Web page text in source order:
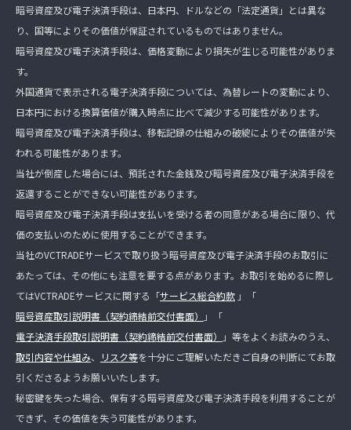
暗号資産及び電子決済手段は、日本円、ドルなどの「法定通貨」とは異な
り、国等によりその価値が保証されているものではありません。
暗号資産及び電子決済手段は、価格変動により損失が生じる可能性がありま
す。
外国通貨で表示される電子決済手段については、為替レートの変動により、
日本円における換算価値が購入時点に比べて減少する可能性があります。
暗号資産及び電子決済手段は、移転記録の仕組みの破綻によりその価値が失
われる可能性があります。
当社が倒産した場合には、預託された金銭及び暗号資産及び電子決済手段を
返還することができない可能性があります。
暗号資産及び電子決済手段は支払いを受ける者の同意がある場合に限り、代
価の支払いのために使用することができます。
当社のVCTRADEサービスで取り扱う暗号資産及び電子決済手段のお取引に
あたっては、その他にも注意を要する点があります。お取引を始めるに際し
てはVCTRADEサービスに関する「サービス総合約款 」「
暗号資産取引説明書（契約締結前交付書面）
」「
電子決済手段取引説明書（契約締結前交付書面）
」等をよくお読みのうえ、
取引内容や仕組み、 リスク等を十分にご理解いただきご自身の判断にてお取
引くださるようお願いいたします。
秘密鍵を失った場合、保有する暗号資産及び電子決済手段を利用することが
できず、その価値を失う可能性があります。